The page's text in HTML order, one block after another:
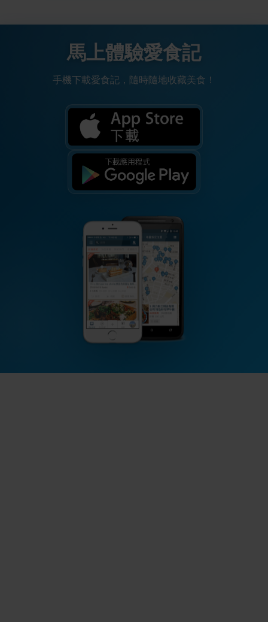
馬上體驗愛食記
手機下載愛食記，隨時隨地收藏美食！